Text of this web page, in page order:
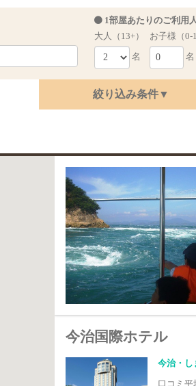
1部屋あたりのご利用
大人（13+）
名
お子様（0-
名
絞り込み条件▼
今治国際ホテル
今治・し
口コミ